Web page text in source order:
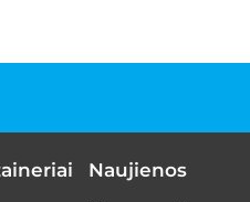
Naujienos